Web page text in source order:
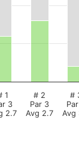
1
3
2.7
# 2
Par 3
Avg 2.7
#
Avg